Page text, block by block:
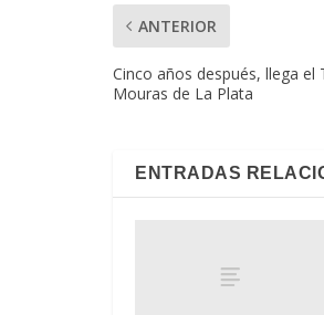
ANTERIOR
Cinco años después, llega
Mouras de La Plata
ENTRADAS